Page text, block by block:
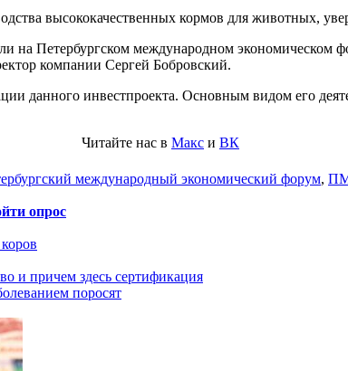
высококачественных кормов для животных,
на Петербургском международном
компании Сергей Бобровский.
данного инвестпроекта. Основным видом его
Читайте нас в Макс и ВК
международный экономический форум,
опрос
и причем здесь сертификация
поросят